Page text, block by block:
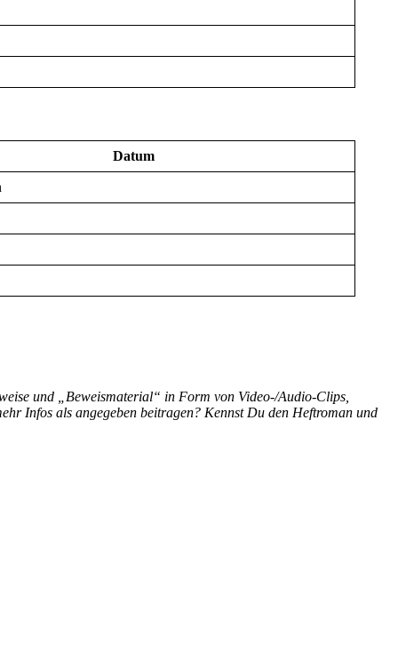
Datum
und „Beweismaterial“ in Form von Video-/Audio-Clips,
Infos als angegeben beitragen? Kennst Du den Heftroman und